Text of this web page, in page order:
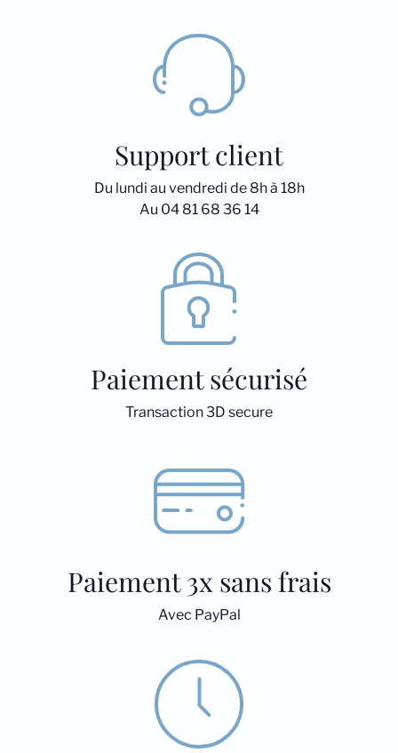
Support client
Du lundi au vendredi de 8h à 18h
Au 04 81 68 36 14
Paiement sécurisé
Transaction 3D secure
Paiement 3x sans frais
Avec PayPal